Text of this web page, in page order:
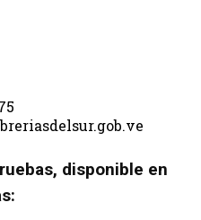
disponible en